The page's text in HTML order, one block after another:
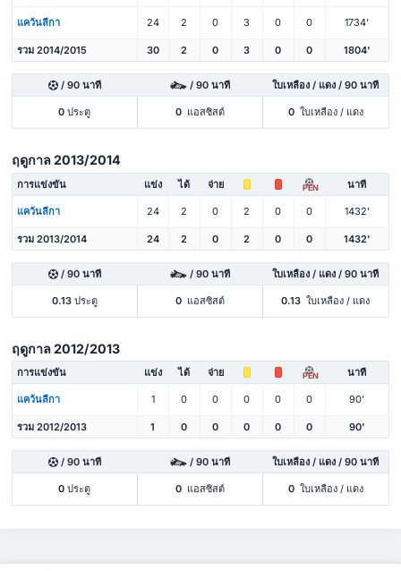
แคว้นลีกา 24 2 0 3 0 0 1734'
รวม 2014/2015 30 2 0 3 0 0 1804'
/ 90 นาที / 90 นาที ใบเหลือง / แดง / 90 นาที
0 ประตู 0 แอสซิสต์ 0 ใบเหลือง / แดง
ฤดูกาล 2013/2014
การแข่งขัน แข่ง ได้ จ่าย PEN นาที
แคว้นลีกา 24 2 0 2 0 0 1432'
รวม 2013/2014 24 2 0 2 0 0 1432'
/ 90 นาที / 90 นาที ใบเหลือง / แดง / 90 นาที
0.13ประตู 0 แอสซิสต์ 0.13 ใบเหลือง / แดง
ฤดูกาล 2012/2013
การแข่งขัน แข่ง ได้ จ่าย PEN นาที
แคว้นลีกา 1 0 0 0 0 0 90'
รวม 2012/2013 1 0 0 0 0 0 90'
/ 90 นาที / 90 นาที ใบเหลือง / แดง / 90 นาที
0 ประตู 0 แอสซิสต์ 0 ใบเหลือง / แดง